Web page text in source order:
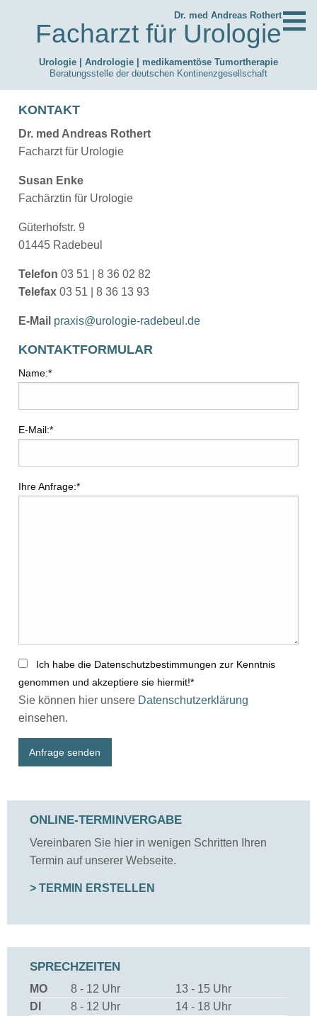
Dr. med Andreas Rothert
Facharzt für Urologie
Urologie | Andrologie | medikamentöse Tumortherapie
Beratungsstelle der deutschen Kontinenzgesellschaft
KONTAKT
Dr. med Andreas Rothert
Facharzt für Urologie
Susan Enke
Fachärztin für Urologie
Güterhofstr. 9
01445 Radebeul
Telefon 03 51 | 8 36 02 82
Telefax 03 51 | 8 36 13 93
E-Mail praxis@urologie-radebeul.de
KONTAKTFORMULAR
Name:*
E-Mail:*
Ihre Anfrage:*
Ich habe die Datenschutzbestimmungen zur Kenntnis
genommen und akzeptiere sie hiermit!*
Sie können hier unsere Datenschutzerklärung
einsehen.
Anfrage senden
ONLINE-TERMINVERGABE
Vereinbaren Sie hier in wenigen Schritten Ihren
Termin auf unserer Webseite.
> TERMIN ERSTELLEN
SPRECHZEITEN
MO 8 - 12 Uhr
13 - 15 Uhr
DI
8 - 12 Uhr
14 - 18 Uhr